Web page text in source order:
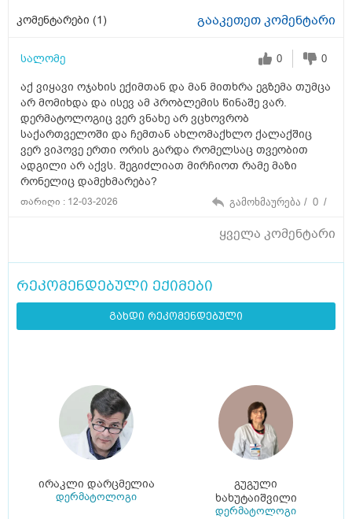
კომენტარები (1) გააკეთეთ კომენტარი
სალომე 0 0
აქ ვიყავი ოჯახის ექიმთან და მან მითხრა ეგზემა თუმცა
არ მომიხდა და ისევ ამ პრობლემის წინაშე ვარ.
დერმატოლოგიც ვერ ვნახე არ ვცხოვრობ
საქართველოში და ჩემთან ახლომაქხლო ქალაქშიც
ვერ ვიპოვე ერთი ორის გარდა რომელსაც თვეობით
ადგილი არ აქვს. შეგიძლიათ მირჩიოთ რამე მაზი
რონელიც დამეხმარება?
თარიღი : 12-03-2026 გამოხმაურება / 0 /
ყველა კომენტარი
რეკომენდებული ექიმები
გახდი რეკომენდებული
ირაკლი დარცმელია
დერმატოლოგი
გუგული
ხახუტაიშვილი
დერმატოლოგი